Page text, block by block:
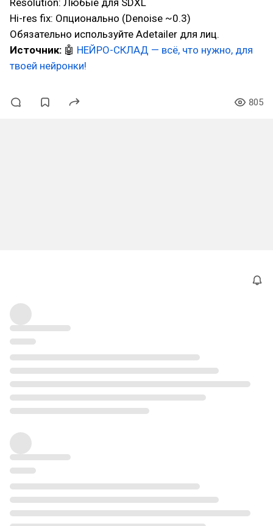
Resolution: Любые для SDXL
Hi-res fix: Опционально (Denoise ~0.3)
Обязательно используйте Adetailer для лиц.
Источник: 🤖 НЕЙРО-СКЛАД — всё, что нужно, для
твоей нейронки!
805